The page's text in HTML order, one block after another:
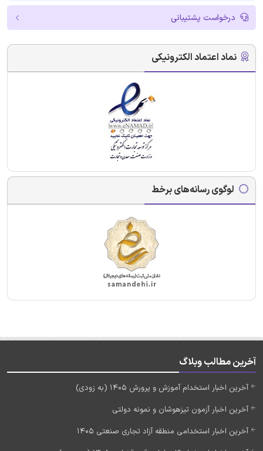
درخواست پشتیبانی
نماد اعتماد الکترونیکی
لوگوی رسانه‌های برخط
آخرین مطالب وبلاگ
آخرین اخبار استخدام آموزش و پرورش 1405 (به زودی)
آخرین اخبار آزمون تیزهوشان و نمونه دولتی
آخرین اخبار استخدامی منطقه آزاد تجاری صنعتی 1405